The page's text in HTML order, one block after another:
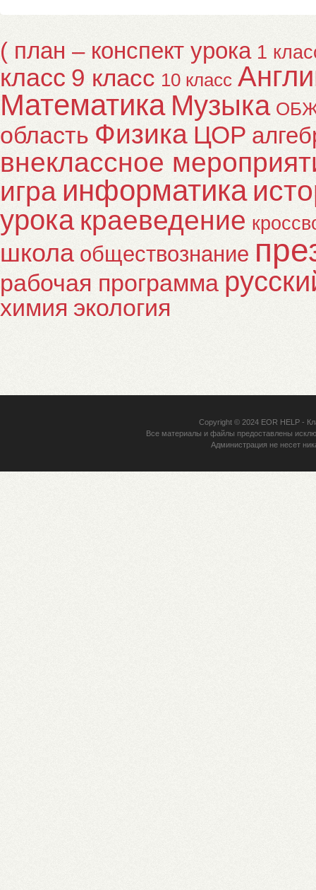
( план – конспект урока 1
класс 9 класс 10 класс
Математика Музыка
область Физика ЦОР
внеклассное
игра информатика
урока краеведение
школа обществознание
рабочая программа
химия экология
Copyright © 2024 EOR HELP-
Все материалы и файлы предоставлены
Администрация не несет